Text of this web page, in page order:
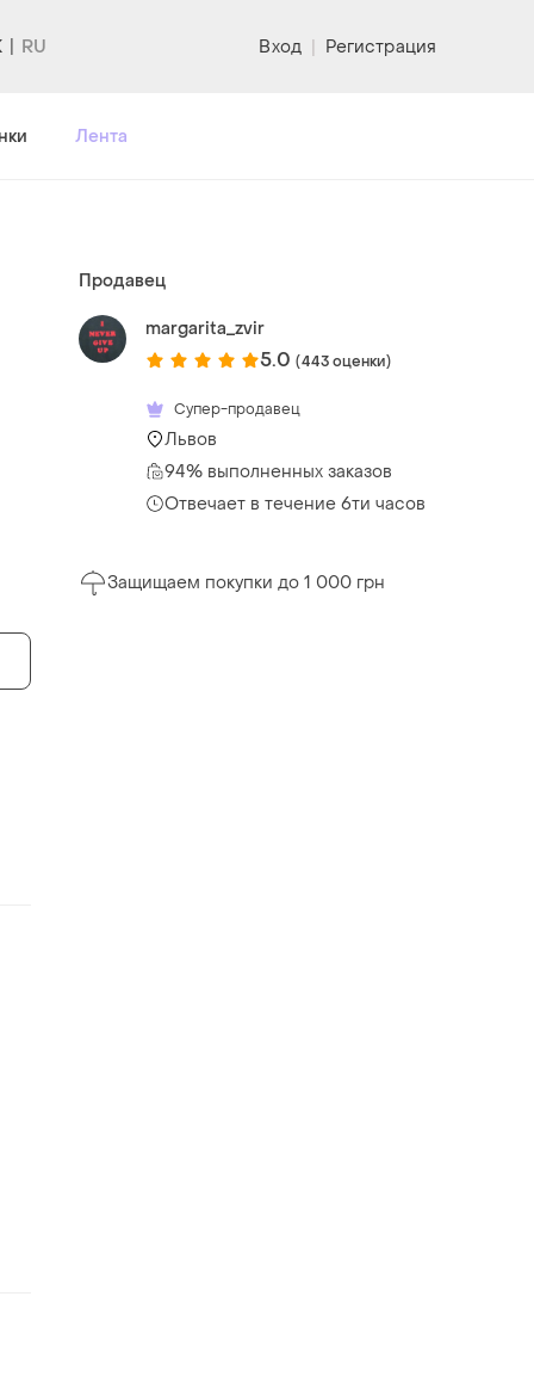
Вход | Регистрация
Лента
Продавец
margarita_zvir
5.0 (443 оценки)
Супер-продавец
Львов
94% выполненных заказов
Отвечает в течение 6ти часов
Защищаем покупки до 1 000 грн